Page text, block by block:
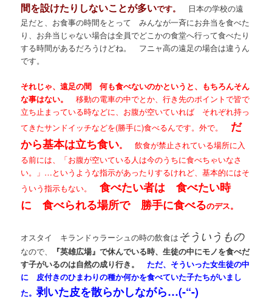
間を設けたりしないことが多いです。
日本の学校の遠
足だと、お食事の時間をとって みんなが一斉にお弁当を食べた
り、お弁当じゃない場合は全員でどこかの食堂へ行って食べたり
する時間があるだろうけどね。 フニャ高の遠足の場合は違うん
です。
それじゃ、遠足の間 何も食べないのかというと、もちろんそん
な事はない。
移動の電車の中でとか、行き先のポイントで皆で
立ち止まっている時などに、お腹が空いていれば それぞれ持っ
てきたサンドイッチなどを(勝手に)食べるんです。外で。 だ
から基本は立ち食い。
飲食が禁止されている場所に入
る前には、「お腹が空いている人は今のうちに食べちゃいなさ
い。」…というような指示があったりするけれど、基本的にはそ
ういう指示もない。食べたい者は 食べたい時
に 食べられる場所で 勝手に食べるのデス。
オスタイ キランドゥラーシュの時の飲食は そういうもの
なので、
『英雄広場』で休んでいる時、生徒の中にモノを食べだ
す子がいるのは自然の成り行き。
ただ、そういった女生徒の中
に 皮付きのひまわりの種か何かを食べていた子たちがいまし
た。剥いた皮を散らかしながら…(-“-)